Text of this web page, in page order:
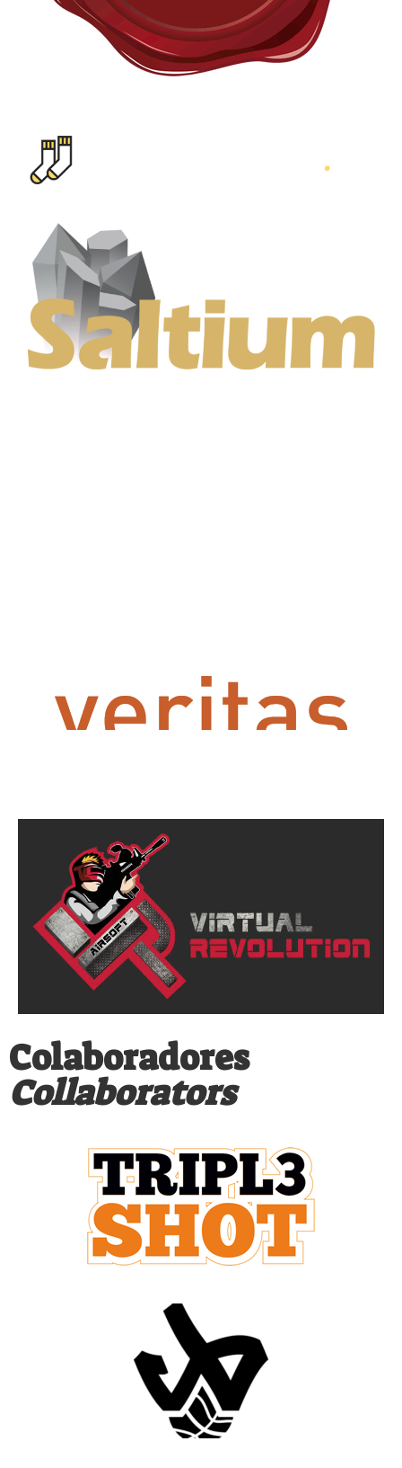
Colaboradores
Collaborators